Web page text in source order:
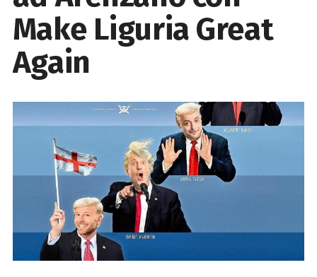
Make Liguria Great
Again